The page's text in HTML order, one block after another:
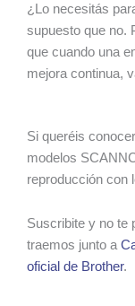
¿Lo necesitás
supuesto que no.
que cuando una
mejora continua,
Si queréis
modelos
reproducción con
Suscribite y no te
traemos junto a
oficial de Brother.